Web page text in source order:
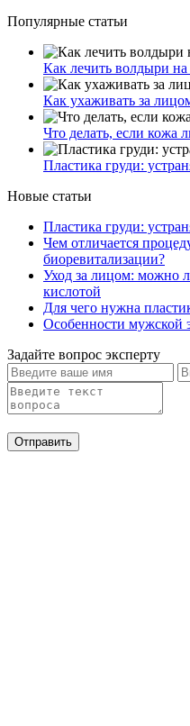
Популярные статьи
Как лечить волдыри на
Как ухаживать за
Что делать, если кожа
Пластика груди:
Новые статьи
Пластика груди:
Чем отличается
биоревитализации?
Уход за лицом: можно
кислотой
Для чего нужна
Особенности мужской
Задайте вопрос эксперту